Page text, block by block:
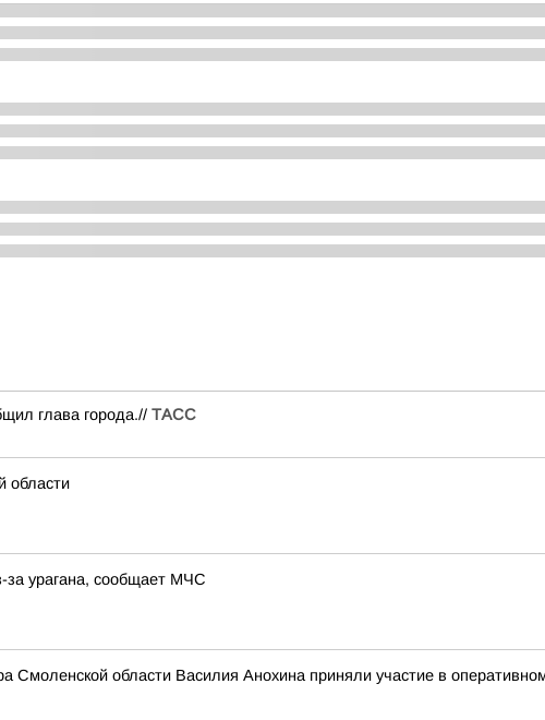
глава города.// ТАСС
области
урагана, сообщает МЧС
Смоленской области Василия Анохина приняли участие в